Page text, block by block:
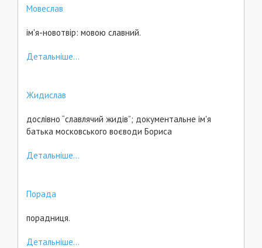
Мовеслав
ім'я-новотвір: мовою славний.
Детальніше...
Жидислав
дослівно “славлячий жидів”; документальне ім'я
батька московського воєводи Бориса
Детальніше...
Порада
порадниця.
Детальніше...